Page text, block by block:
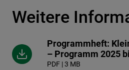
Weitere
Programmheft:
– Programm 2025
PDF | 3 MB